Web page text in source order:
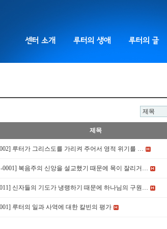
제목
루터가 그리스도를 가리켜 주어서 영적 위기를 …
0001] 복음주의 신앙을 설교했기 때문에 목이 잘리거…
신자들의 기도가 냉랭하기 때문에 하나님의 구원…
루터의 일과 사역에 대한 칼빈의 평가